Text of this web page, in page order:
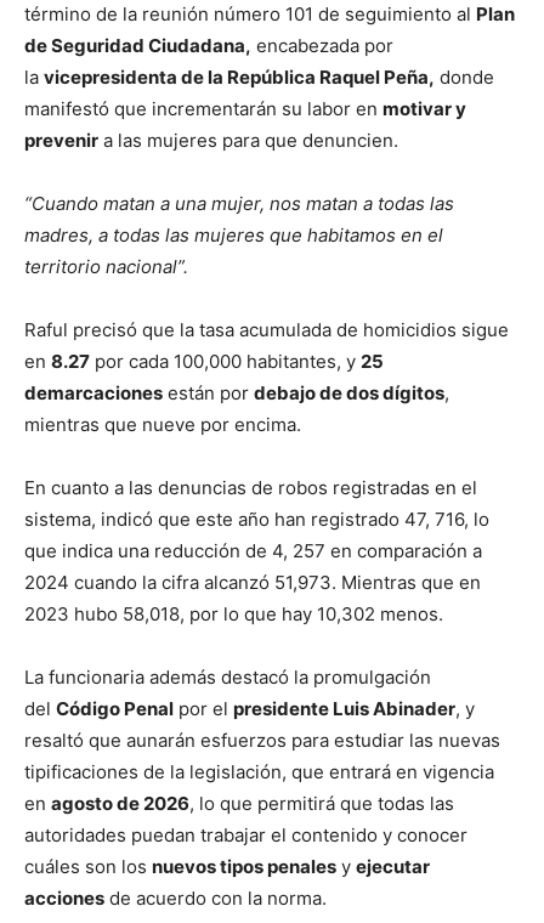
término de la reunión número 101 de seguimiento al Plan
de Seguridad Ciudadana, encabezada por
la vicepresidenta de la República Raquel Peña, donde
manifestó que incrementarán su labor en motivar y
prevenir a las mujeres para que denuncien.
“Cuando matan a una mujer, nos matan a todas las
madres, a todas las mujeres que habitamos en el
territorio nacional”.
Raful precisó que la tasa acumulada de homicidios sigue
en 8.27 por cada 100,000 habitantes, y 25
demarcaciones están por debajo de dos dígitos,
mientras que nueve por encima.
En cuanto a las denuncias de robos registradas en el
sistema, indicó que este año han registrado 47, 716, lo
que indica una reducción de 4, 257 en comparación a
2024 cuando la cifra alcanzó 51,973. Mientras que en
2023 hubo 58,018, por lo que hay 10,302 menos.
La funcionaria además destacó la promulgación
del Código Penal por el presidente Luis Abinader, y
resaltó que aunarán esfuerzos para estudiar las nuevas
tipificaciones de la legislación, que entrará en vigencia
en agosto de 2026, lo que permitirá que todas las
autoridades puedan trabajar el contenido y conocer
cuáles son los nuevos tipos penales y ejecutar
acciones de acuerdo con la norma.